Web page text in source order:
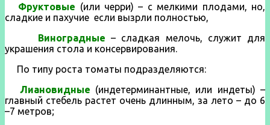
Фруктовые (или черри) – с мелкими плодами, но,
сладкие и пахучие если вызрли полностью,
Виноградные – сладкая мелочь, служит для
украшения стола и консервирования.
По типу роста томаты подразделяются:
Лиановидные (индетерминантные, или индеты) –
главный стебель растет очень длинным, за лето – до 6
–7 метров;